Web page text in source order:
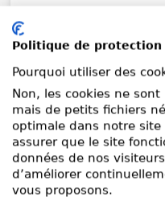
Politique de protection
Pourquoi utiliser des
Non, les cookies ne
mais de petits fichiers
optimale dans notre site
assurer que le site
données de nos
d’améliorer
vous proposons.